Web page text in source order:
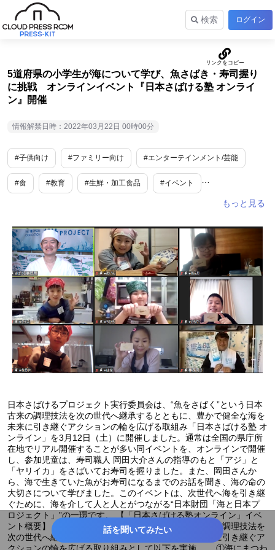
検索 ログイン
5道府県の小学生が海について学び、魚さばき・寿司握り
に挑戦 オンラインイベント『日本さばける塾 オンライ
ン』開催
情報解禁日時：2022年03月22日 00時00分
#子供向け #ファミリー向け #エンターテインメント/芸能
#食 #教育 #生鮮・加工食品 #イベント
#流行
#SDGs・ESG #エコ #面白い #オンライン
#ステイホーム #リモート #北海道
日本さばけるプロジェクト実行委員会は、“魚をさばく”という日本
古来の調理技法を次の世代へ継承するとともに、豊かで健全な海を
未来に引き継ぐアクションの輪を広げる取組み「日本さばける塾 オ
ンライン」を3月12日（土）に開催しました。通常は全国の県庁所
在地でリアル開催することが多い同イベントを、オンラインで開催
し、参加児童は、寿司職人 岡田大介さんの指導のもと「アジ」と
「ヤリイカ」をさばいてお寿司を握りました。また、岡田さんか
ら、海で生きていた魚がお寿司になるまでのお話を聞き、海の命の
大切さについて学びました。このイベントは、次世代へ海を引き継
ぐために、海を介して人と人とがつながる“日本財団「海と日本プ
ロジェクト」”の一環です。 【「日本さばける塾オンライン」イベ
ント概要】 ・開催概要 ”魚をさばく”という日本古来の調理技法を
次の世代へ継承するとともに、豊かで健全な海を未来に引き継ぐア
話を聞いてみたい